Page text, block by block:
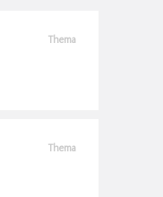
Thema
Thema